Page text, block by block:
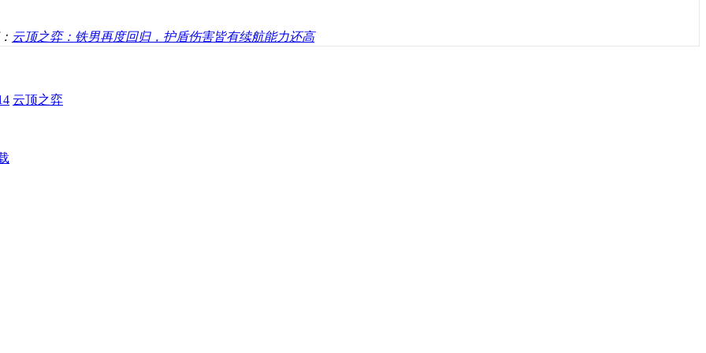
云顶之弈：铁男再度回归，护盾伤害皆有续航能力还高
云顶之弈